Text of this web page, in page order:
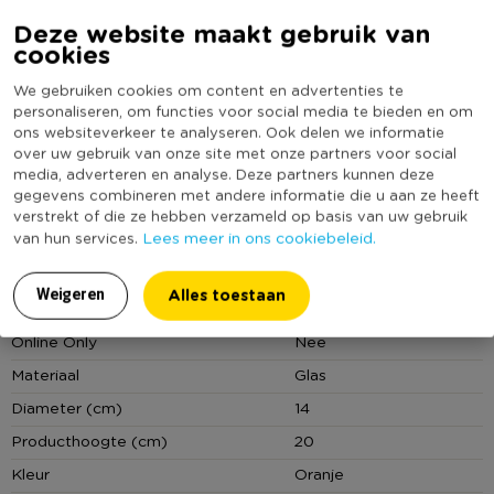
Deze website maakt gebruik van
cookies
We gebruiken cookies om content en advertenties te
personaliseren, om functies voor social media te bieden en om
ons websiteverkeer te analyseren. Ook delen we informatie
over uw gebruik van onze site met onze partners voor social
media, adverteren en analyse. Deze partners kunnen deze
gegevens combineren met andere informatie die u aan ze heeft
verstrekt of die ze hebben verzameld op basis van uw gebruik
van hun services. Lees meer in ons cookiebeleid.
Weigeren Alles toestaan
Omschrijving
Deze oranje glazen vaas met speelse lijnen brengt meteen
kleur en sfeer in huis. Mooi met een paar bloemen, maar ook
zonder inhoud een echte blikvanger op tafel of in de
vensterbank.
Lees meer
Artikelnummer
445310
Online Only
Nee
Materiaal
Glas
Diameter (cm)
14
Producthoogte (cm)
20
Kleur
Oranje